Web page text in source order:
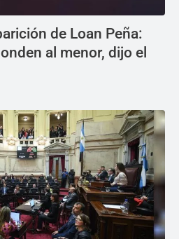
de Loan Peña:
al menor, dijo el